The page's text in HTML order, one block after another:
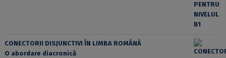
CONECTORII DISJUNCTIVI ÎN LIMBA ROMÂNĂ
O abordare diacronică